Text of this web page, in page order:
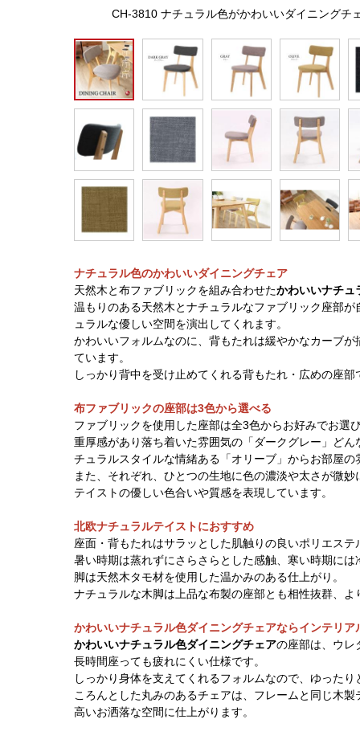
CH-3810 ナチュラル色がかわいいダイニングチ
ナチュラル色のかわいいダイニングチェア
天然木と布ファブリックを組み合わせたかわいいナチュ
温もりのある天然木とナチュラルなファブリック座部
ュラルな優しい空間を演出してくれます。
かわいいフォルムなのに、背もたれは緩やかなカーブ
ています。
しっかり背中を受け止めてくれる背もたれ・広めの座
布ファブリックの座部は3色から選べる
ファブリックを使用した座部は全3色からお好みでお選
重厚感があり落ち着いた雰囲気の「ダークグレー」ど
チュラルスタイルな情緒ある「オリーブ」からお部屋
また、それぞれ、ひとつの生地に色の濃淡や太さが微
テイストの優しい色合いや質感を表現しています。
北欧ナチュラルテイストにおすすめ
座面・背もたれはサラッとした肌触りの良いポリエス
暑い時期は蒸れずにさらさらとした感触、寒い時期に
脚は天然木タモ材を使用した温かみのある仕上がり。
ナチュラルな木脚は上品な布製の座部とも相性抜群、
かわいいナチュラル色ダイニングチェアならインテリア
かわいいナチュラル色ダイニングチェアの座部は、ウレ
長時間座っても疲れにくい仕様です。
しっかり身体を支えてくれるフォルムなので、ゆった
ころんとした丸みのあるチェアは、フレームと同じ木
高いお洒落な空間に仕上がります。